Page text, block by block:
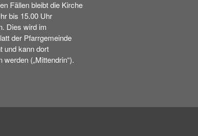
Fällen bleibt die Kirche
bis 15.00 Uhr
Dies wird im
der Pfarrgemeinde
und kann dort
werden („Mittendrin“).